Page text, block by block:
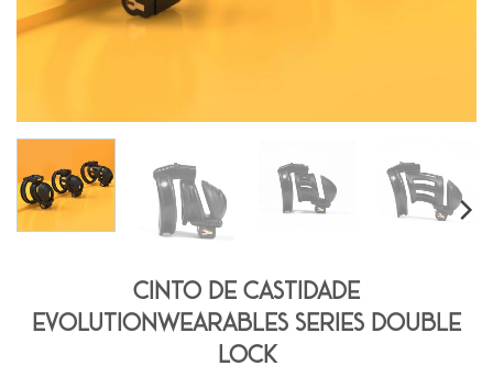
Cinto de Castidade
EvolutionWearables Séries Double
Lock